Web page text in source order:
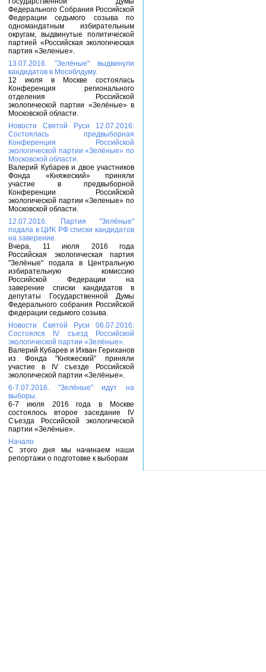
Федерального Собрания Российской
Федерации седьмого созыва по
одномандатным избирательным
округам, выдвинутые политической
партией «Российская экологическая
партия «Зеленые».
13.07.2016. "Зелёные" выдвинули
кандидатов в Мособлдуму.
12 июля в Москве состоялась
Конференция регионального
отделения Российской
экологической партии «Зелёные» в
Московской области.
Новости Святой Руси 12.07.2016:
Состоялась предвыборная
Конференция Российской
экологической партии «Зелёные» по
Московской области.
Валерий Кубарев и двое участников
Фонда «Княжеский» приняли
участие в предвыборной
Конференции Российской
экологической партии «Зеленые» по
Московской области.
12.07.2016. Партия "Зелёные"
подала в ЦИК РФ списки кандидатов
на заверение.
Вчера, 11 июля 2016 года
Российская экологическая партия
"Зелёные" подала в Центральную
избирательную комиссию
Российской Федерации на
заверение списки кандидатов в
депутаты Государственной Думы
Федерального собрания Российской
федерации седьмого созыва.
Новости Святой Руси 06.07.2016:
Состоялся IV съезд Российской
экологической партии «Зелёные».
Валерий Кубарев и Ихван Гериханов
из Фонда "Княжеский" приняли
участие в IV съезде Российской
экологической партии «Зелёные».
6-7.07.2016. "Зелёные" идут на
выборы.
6-7 июля 2016 года в Москве
состоялось второе заседание IV
Съезда Российской экологической
партии «Зелёные».
Начало
С этого дня мы начинаем наши
репортажи о подготовке к выборам